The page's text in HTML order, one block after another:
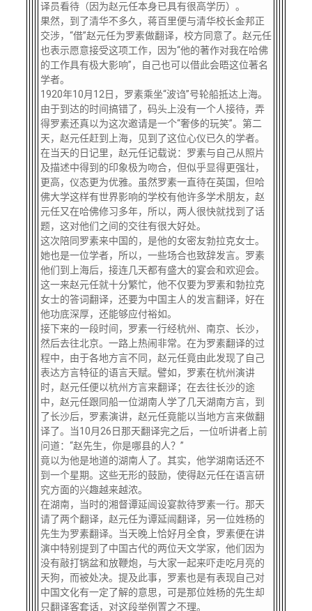
译员看待（因为赵元任本身已具有很高学历）。
果然，到了清华不多久，蒋百里便与清华校长金邦正
交涉， “借”赵元任为罗素做翻译，校方同意了。赵元任
也表示愿意接受这项工作，因为“他的著作对我在哈佛
的工作具有极大影响”，自己也可以借此会晤这位著名
学者。
1920年10月12日，罗素乘坐“波诌”号轮船抵达上海。
由于到达的时间搞错了，码头上没有一个人接待，弄
得罗素还真以为这次邀请是一个“奢侈的玩笑”。第二
天，赵元任赶到上海，见到了这位心仪已久的学者。
在当天的日记里，赵元任记载说：罗素与自己从照片
及描述中得到的印象极为吻合，但似乎显得更强壮，
更高，仪态更为优雅。虽然罗素一直待在英国，但哈
佛大学这样有世界影响的学校有他许多学术朋友，赵
元任又在哈佛修习多年，所以，两人很快就找到了话
题，这对他们之间的交往有很大好处。
这次陪同罗素来中国的，是他的女密友勃拉克女士。
她也是一位学者，所以，一些场合也致辞发言。罗素
他们到上海后，接连几天都有盛大的宴会和欢迎会。
这一来赵元任就十分繁忙，他不仅要为罗素和勃拉克
女士的答词翻译，还要为中国主人的发言翻译，好在
他功底深厚，还能够应付裕如。
接下来的一段时间，罗素一行经杭州、南京、长沙，
然后去往北京。一路上热闹非常。在为罗素翻译的过
程中，由于各地方言不同，赵元任竟由此发现了自己
表达方言特征的语言天赋。譬如，罗素在杭州演讲
时，赵元任便以杭州方言来翻译；在去往长沙的途
中，赵元任跟同船一位湖南人学了几天湖南方言，到
了长沙后，罗素演讲，赵元任竟能以当地方言来做翻
译了。当10月26日那天翻译完之后，一位听讲者上前
问道：“赵先生，你是哪县的人？”
竟以为他是地道的湖南人了。其实，他学湖南话还不
到一个星期。这些无形的鼓励，使得赵元任在语言研
究方面的兴趣越来越浓。
在湖南，当时的湘督谭延闿设宴款待罗素一行。那天
请了两个翻译，赵元任为谭延闿翻译，另一位姓杨的
先生为罗素翻译。当天晚上恰好月全食，罗素便在讲
演中特别提到了中国古代的两位天文学家，他们因为
没有敲打锅盆和放鞭炮，与大家一起来吓走吃月亮的
天狗，而被处决。提及此事，罗素也是有表现自己对
中国文化有一定了解的意思，可是那位姓杨的先生却
只翻译客套话，对这段举例置之不理。